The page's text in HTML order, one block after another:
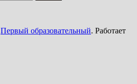
Первый образовательный. Работает